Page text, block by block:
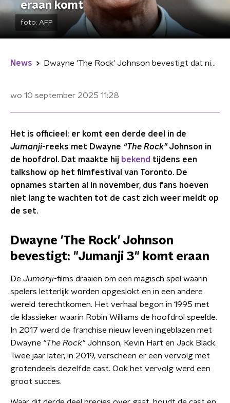
eraan komt
foto: AFP
News Dwayne 'The Rock' Johnson bevestigt dat nieuwe 'Jumanji'-film eraan komt
wo 10 september 2025 11:28
Het is officieel: er komt een derde deel in de
Jumanji-reeks met Dwayne “The Rock”Johnson in
de hoofdrol. Dat maakte hij bekend tijdens een
talkshow op het filmfestival van Toronto. De
opnames starten al in november, dus fans hoeven
niet lang te wachten tot de cast zich weer meldt op
de set.
Dwayne 'The Rock' Johnson
bevestigt: "Jumanji 3" komt eraan
De Jumanji-films draaien om een magisch spel waarin
spelers letterlijk worden opgeslokt en in een andere
wereld terechtkomen. Het verhaal begon in 1995 met
de klassieker waarin Robin Williams de hoofdrol speelde.
In 2017 werd de franchise nieuw leven ingeblazen met
Dwayne "The Rock"Johnson, Kevin Hart en Jack Black.
Twee jaar later, in 2019, verscheen er een vervolg met
grotendeels dezelfde cast. Ook het vervolg werd een
groot succes.